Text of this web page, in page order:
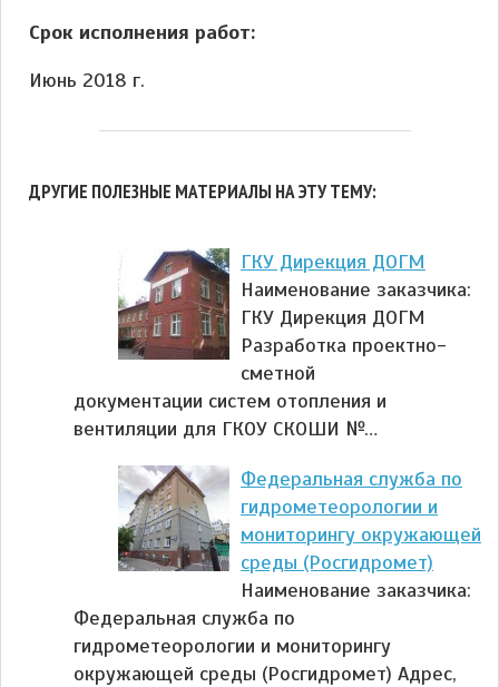
Срок исполнения работ:
Июнь 2018 г.
ДРУГИЕ ПОЛЕЗНЫЕ МАТЕРИАЛЫ НА ЭТУ ТЕМУ:
ГКУ Дирекция ДОГМ
Наименование заказчика:
ГКУ Дирекция ДОГМ
Разработка проектно-
сметной
документации систем отопления и
вентиляции для ГКОУ СКОШИ №…
Федеральная служба по
гидрометеорологии и
мониторингу окружающей
среды (Росгидромет)
Наименование заказчика:
Федеральная служба по
гидрометеорологии и мониторингу
окружающей среды (Росгидромет) Адрес,